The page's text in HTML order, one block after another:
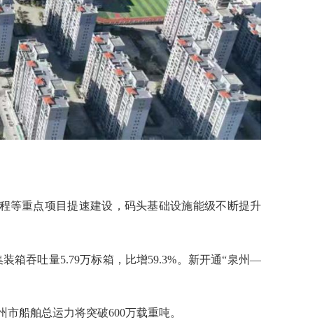
等重点项目提速建设，码头基础设施能级不断提升
箱吞吐量5.79万标箱，比增59.3%。新开通“泉州—
船舶总运力将突破600万载重吨。